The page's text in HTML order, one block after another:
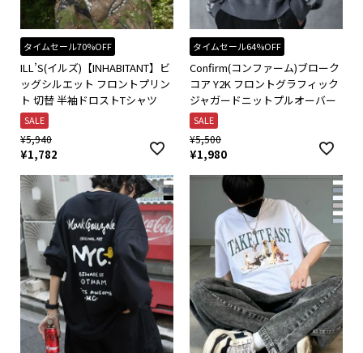
タイムセール70%OFF
ILL’S(イルズ)【INHABITANT】ビ
ッグシルエット フロントプリン
ト 切替 半袖ドロストTシャツ
SALE
¥5,940
¥1,782
タイムセール64%OFF
Confirm(コンファーム)ブローク
コア Y2K フロントグラフィック
ジャガードニットプルオーバー
SALE
¥5,500
¥1,980